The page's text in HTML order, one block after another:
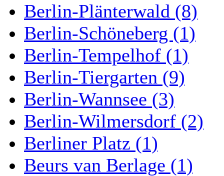
Berlin-Plänterwald (8)
Berlin-Schöneberg (1)
Berlin-Tempelhof (1)
Berlin-Tiergarten (9)
Berlin-Wannsee (3)
Berlin-Wilmersdorf (2)
Berliner Platz (1)
Beurs van Berlage (1)